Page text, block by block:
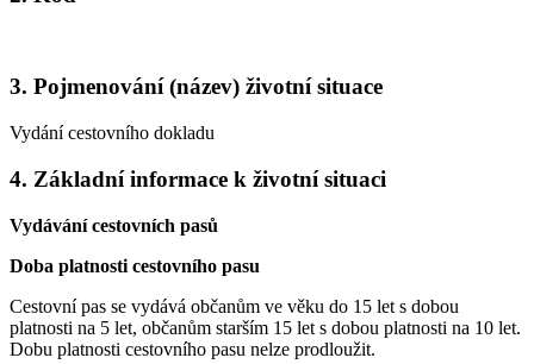
3. Pojmenování (název) životní situace
Vydání cestovního dokladu
4. Základní informace k životní situaci
Vydávání cestovních pasů
Doba platnosti cestovního pasu
Cestovní pas se vydává občanům ve věku do 15 let s dobou
platnosti na 5 let, občanům starším 15 let s dobou platnosti na 10 let.
Dobu platnosti cestovního pasu nelze prodloužit.